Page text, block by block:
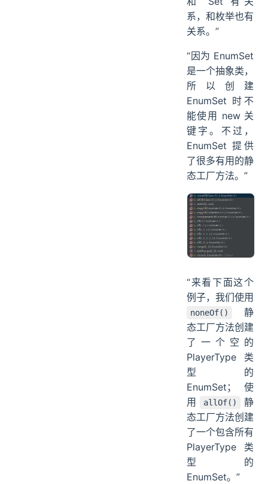
系，和枚举也有
关系。”
“因为 EnumSet
是一个抽象类，
所以创建
EnumSet 时不
能使用 new 关
键字。不过，
EnumSet 提供
了很多有用的静
态工厂方法。”
“来看下面这个
例子，我们使用
noneOf()
静
态工厂方法创建
了一个空的
PlayerType 类
型的
EnumSet；使
用
allOf()
静
态工厂方法创建
了一个包含所有
PlayerType 类
型的
EnumSet。”